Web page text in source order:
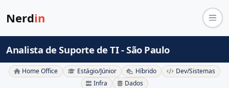
Nerdin
Analista de Suporte de TI - São Paulo
Home Office Estágio/Júnior Híbrido
Dev/Sistemas
Infra
Dados